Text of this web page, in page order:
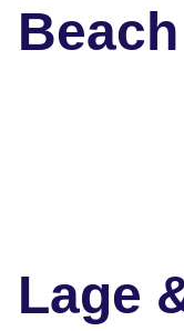
Beach
Lage